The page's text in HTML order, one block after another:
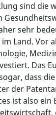
sind die
sehr
Land. Vor
Das
dass
der
ist also ein